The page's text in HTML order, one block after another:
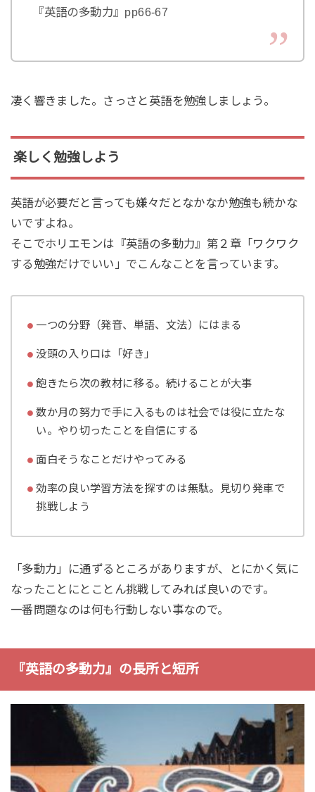
『英語の多動力』pp66-67
凄く響きました。さっさと英語を勉強しましょう。
楽しく勉強しよう
英語が必要だと言っても嫌々だとなかなか勉強も続かな
いですよね。
そこでホリエモンは『英語の多動力』第２章「ワクワク
する勉強だけでいい」でこんなことを言っています。
一つの分野（発音、単語、文法）にはまる
没頭の入り口は「好き」
飽きたら次の教材に移る。続けることが大事
数か月の努力で手に入るものは社会では役に立たな
い。やり切ったことを自信にする
面白そうなことだけやってみる
効率の良い学習方法を探すのは無駄。見切り発車で
挑戦しよう
「多動力」に通ずるところがありますが、とにかく気に
なったことにとことん挑戦してみれば良いのです。
一番問題なのは何も行動しない事なので。
『英語の多動力』の長所と短所